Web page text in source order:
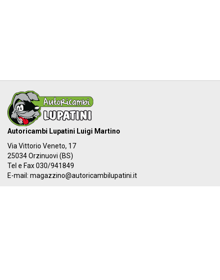
Autoricambi Lupatini Luigi Martino
Via Vittorio Veneto, 17
25034 Orzinuovi (BS)
Tel e Fax 030/941849
E-mail: magazzino@autoricambilupatini.it